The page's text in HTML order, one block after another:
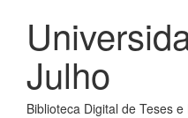
Julho
Biblioteca Digital de Teses